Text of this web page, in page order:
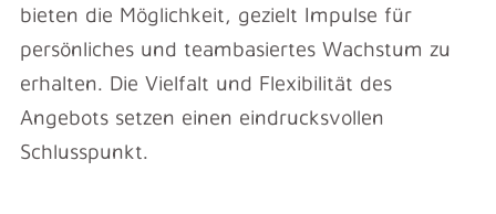
bieten die Möglichkeit, gezielt Impulse für
persönliches und teambasiertes Wachstum zu
erhalten. Die Vielfalt und Flexibilität des
Angebots setzen einen eindrucksvollen
Schlusspunkt.